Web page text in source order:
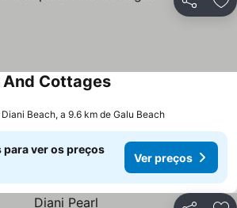
Partilhar
Cottages
Diani Beach, a 9.6 km de Galu Beach
para ver os preços
Ver preços